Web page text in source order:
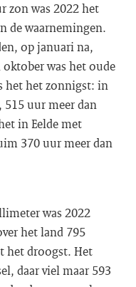
zon was 2022 het
de waarnemingen.
op januari na,
was het oude
het het zonnigst: in
515 uur meer dan
in Eelde met
370 uur meer dan
was 2022
het land 795
het droogst. Het
daar viel maar 593